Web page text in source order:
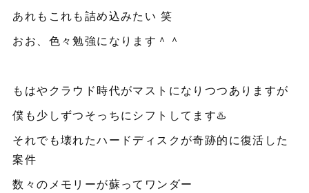
あれもこれも詰め込みたい 笑
おお、色々勉強になります＾＾
もはやクラウド時代がマストになりつつありますが
僕も少しずつそっちにシフトしてます♨️
それでも壊れたハードディスクが奇跡的に復活した
案件
数々のメモリーが蘇ってワンダー